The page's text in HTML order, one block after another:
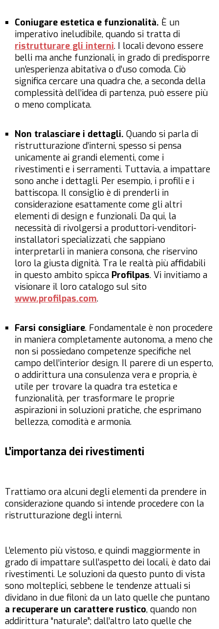
Coniugare estetica e funzionalità. È un
imperativo ineludibile, quando si tratta di
ristrutturare gli interni. I locali devono essere
belli ma anche funzionali, in grado di predisporre
un’esperienza abitativa o d’uso comoda. Ciò
significa cercare una quadra che, a seconda della
complessità dell’idea di partenza, può essere più
o meno complicata.
Non tralasciare i dettagli. Quando si parla di
ristrutturazione d’interni, spesso si pensa
unicamente ai grandi elementi, come i
rivestimenti e i serramenti. Tuttavia, a impattare
sono anche i dettagli. Per esempio, i profili e i
battiscopa. Il consiglio è di prenderli in
considerazione esattamente come gli altri
elementi di design e funzionali. Da qui, la
necessità di rivolgersi a produttori-venditori-
installatori specializzati, che sappiano
interpretarli in maniera consona, che riservino
loro la giusta dignità. Tra le realtà più affidabili
in questo ambito spicca Profilpas. Vi invitiamo a
visionare il loro catalogo sul sito
www.profilpas.com.
Farsi consigliare. Fondamentale è non procedere
in maniera completamente autonoma, a meno che
non si possiedano competenze specifiche nel
campo dell’interior design. Il parere di un esperto,
o addirittura una consulenza vera e propria, è
utile per trovare la quadra tra estetica e
funzionalità, per trasformare le proprie
aspirazioni in soluzioni pratiche, che esprimano
bellezza, comodità e armonia.
L’importanza dei rivestimenti
Trattiamo ora alcuni degli elementi da prendere in
considerazione quando si intende procedere con la
ristrutturazione degli interni.
L’elemento più vistoso, e quindi maggiormente in
grado di impattare sull’aspetto dei locali, è dato dai
rivestimenti. Le soluzioni da questo punto di vista
sono molteplici, sebbene le tendenze attuali si
dividano in due filoni: da un lato quelle che puntano
a recuperare un carattere rustico, quando non
addirittura “naturale”; dall’altro lato quelle che